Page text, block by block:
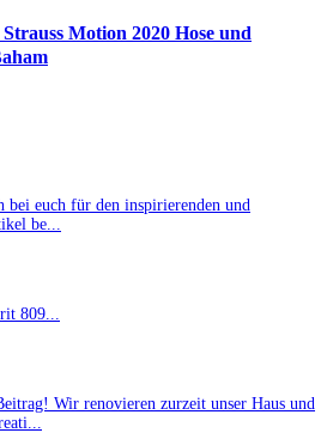
Motion 2020 Hose und
bei euch für den inspirierenden und
be...
809...
Wir renovieren zurzeit unser Haus und